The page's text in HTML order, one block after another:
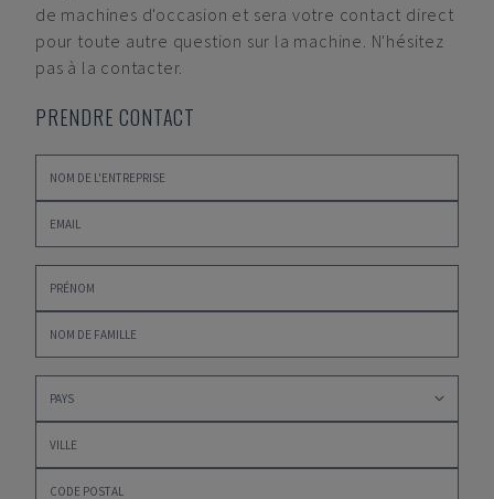
de machines d'occasion et sera votre contact direct
pour toute autre question sur la machine. N'hésitez
pas à la contacter.
PRENDRE CONTACT